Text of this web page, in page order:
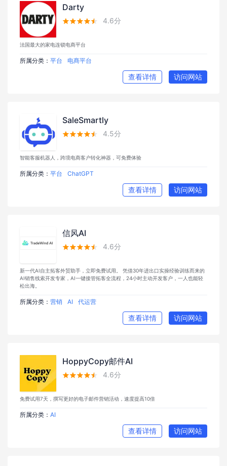
Darty
 4.6分
法国最大的家电连锁电商平台
所属分类： 平台 电商平台
查看详情 访问网站
SaleSmartly
 4.5分
智能客服机器人，跨境电商客户转化神器，可免费体验
所属分类： 平台 ChatGPT
查看详情 访问网站
信风AI
 4.6分
新一代AI自主拓客外贸助手，立即免费试用。 凭借30年进出口实操经验训练而来的
AI销售线索开发专家，AI一键接管拓客全流程，24小时主动开发客户，一人也能轻
松出海。
所属分类： 营销 AI 代运营
查看详情 访问网站
HoppyCopy邮件AI
 4.6分
免费试用7天，撰写更好的电子邮件营销活动，速度提高10倍
所属分类： AI
查看详情 访问网站